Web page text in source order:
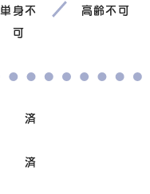
単身不
可
高齢不可
済
済